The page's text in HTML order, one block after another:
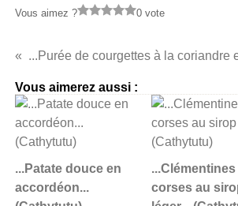
Vous aimez ? 0 vote
Vous aimerez aussi :
...Patate douce en
accordéon...
...Clémentines
corses au